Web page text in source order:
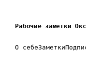
Рабочие заметки
О себеЗаметки